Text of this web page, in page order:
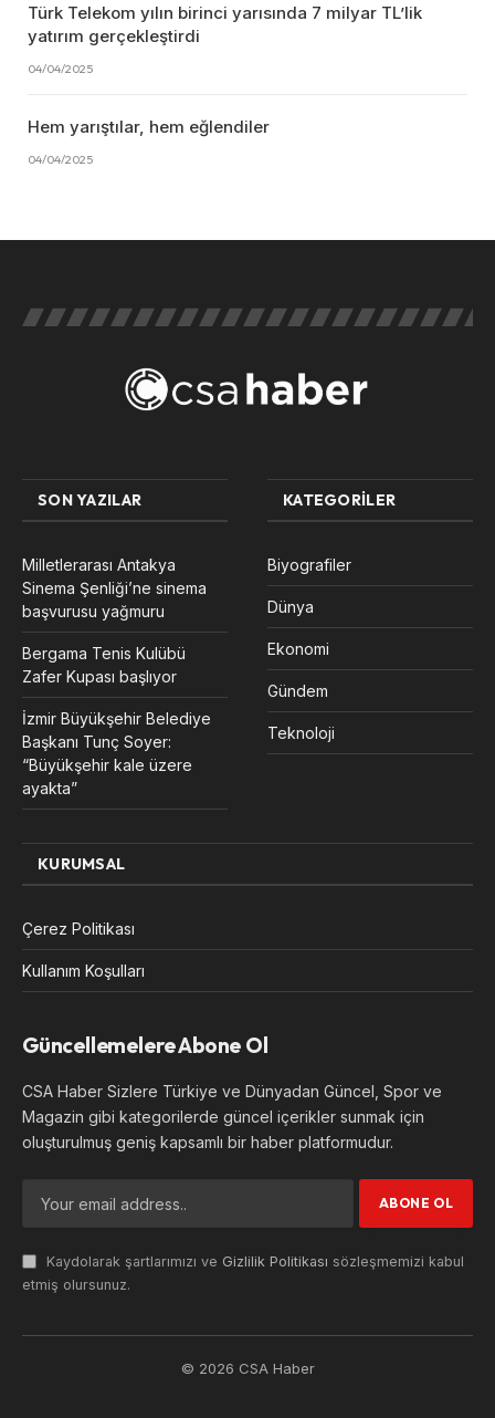
Türk Telekom yılın birinci yarısında 7 milyar TL’lik
yatırım gerçekleştirdi
04/04/2025
Hem yarıştılar, hem eğlendiler
04/04/2025
SON YAZILAR
Milletlerarası Antakya
Sinema Şenliği’ne sinema
başvurusu yağmuru
Bergama Tenis Kulübü
Zafer Kupası başlıyor
İzmir Büyükşehir Belediye
Başkanı Tunç Soyer:
“Büyükşehir kale üzere
ayakta”
KATEGORILER
Biyografiler
Dünya
Ekonomi
Gündem
Teknoloji
KURUMSAL
Çerez Politikası
Kullanım Koşulları
Güncellemelere Abone Ol
CSA Haber Sizlere Türkiye ve Dünyadan Güncel, Spor ve
Magazin gibi kategorilerde güncel içerikler sunmak için
oluşturulmuş geniş kapsamlı bir haber platformudur.
Kaydolarak şartlarımızı ve Gizlilik Politikası sözleşmemizi kabul
etmiş olursunuz.
© 2026 CSA Haber